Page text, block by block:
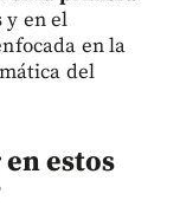
y en el
en la
del
estos